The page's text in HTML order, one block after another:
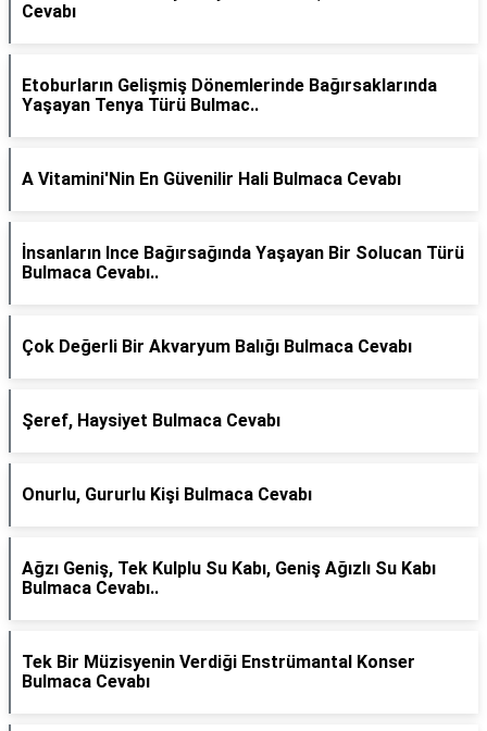
Cevabı
Etoburların Gelişmiş Dönemlerinde Bağırsaklarında
Yaşayan Tenya Türü Bulmac..
A Vitamini'Nin En Güvenilir Hali Bulmaca Cevabı
İnsanların Ince Bağırsağında Yaşayan Bir Solucan Türü
Bulmaca Cevabı..
Çok Değerli Bir Akvaryum Balığı Bulmaca Cevabı
Şeref, Haysiyet Bulmaca Cevabı
Onurlu, Gururlu Kişi Bulmaca Cevabı
Ağzı Geniş, Tek Kulplu Su Kabı, Geniş Ağızlı Su Kabı
Bulmaca Cevabı..
Tek Bir Müzisyenin Verdiği Enstrümantal Konser
Bulmaca Cevabı